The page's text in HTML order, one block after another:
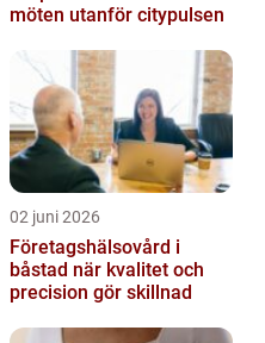
möten utanför citypulsen
02 juni 2026
Företagshälsovård i
båstad när kvalitet och
precision gör skillnad